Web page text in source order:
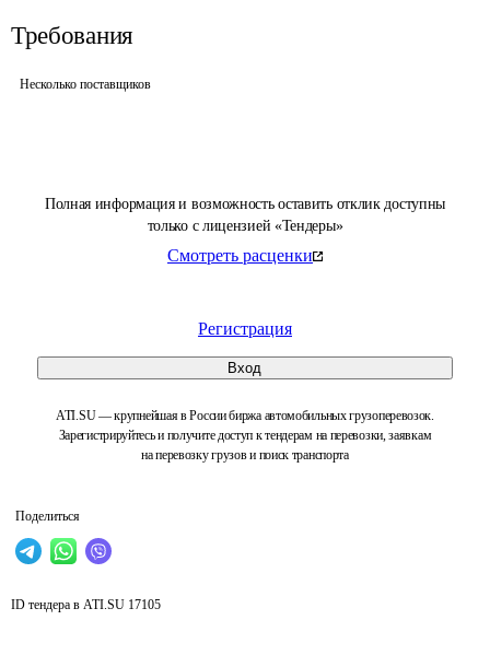
Полная информация и возможность оставить отклик доступны
только с лицензией «Тендеры»
Смотреть расценки
Регистрация
Вход
ATI.SU — крупнейшая в России биржа автомобильных грузоперевозок.
Зарегистрируйтесь и получите доступ к тендерам на перевозки, заявкам
на перевозку грузов и поиск транспорта
Поделиться
Требования
Несколько поставщиков
ID тендера в ATI.SU 17105